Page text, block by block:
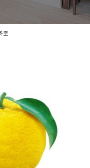
至